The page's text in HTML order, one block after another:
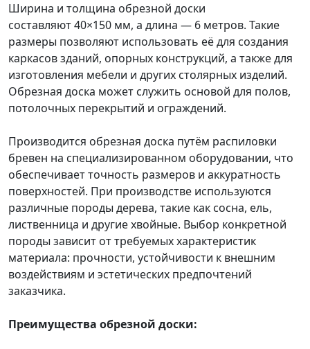
Ширина и толщина обрезной доски
составляют 40×150 мм, а длина — 6 метров. Такие
размеры позволяют использовать её для создания
каркасов зданий, опорных конструкций, а также для
изготовления мебели и других столярных изделий.
Обрезная доска может служить основой для полов,
потолочных перекрытий и ограждений.
Производится обрезная доска путём распиловки
бревен на специализированном оборудовании, что
обеспечивает точность размеров и аккуратность
поверхностей. При производстве используются
различные породы дерева, такие как сосна, ель,
лиственница и другие хвойные. Выбор конкретной
породы зависит от требуемых характеристик
материала: прочности, устойчивости к внешним
воздействиям и эстетических предпочтений
заказчика.
Преимущества обрезной доски: